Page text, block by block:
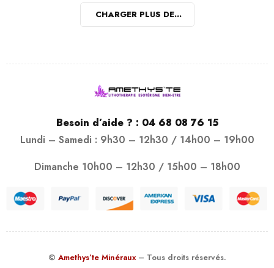
CHARGER PLUS DE...
Besoin d’aide ? : 04 68 08 76 15
Lundi – Samedi : 9h30 – 12h30 / 14h00 – 19h00
Dimanche 10h00 – 12h30 / 15h00 – 18h00
© Amethys’te Minéraux – Tous droits réservés.